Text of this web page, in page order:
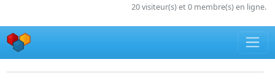
20 visiteur(s) et 0 membre(s) en ligne.